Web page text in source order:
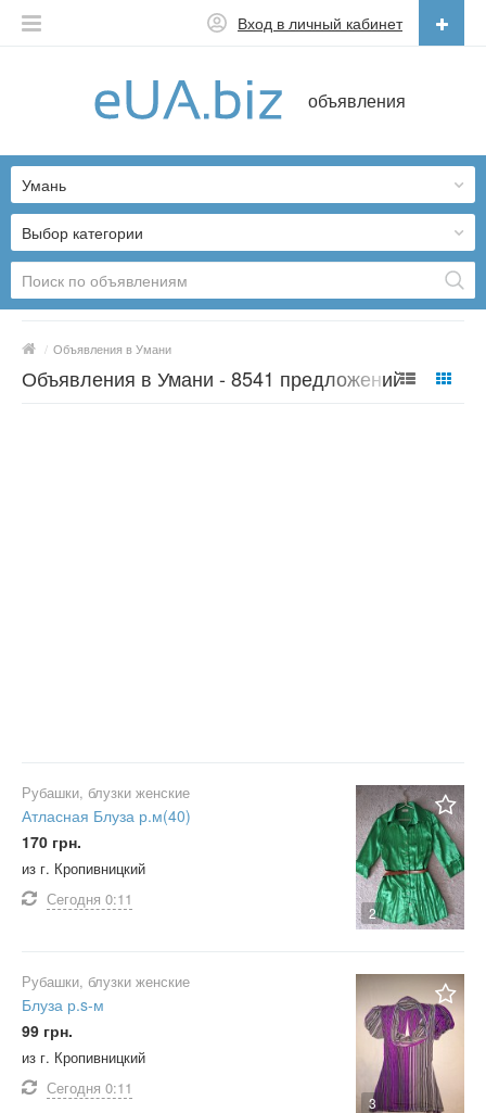
объявления
Вход в личный кабинет
Українська
Выбор категории
Умань
/ Объявления в Умани
Объявления в Умани - 8541 предложений
2
Рубашки, блузки женские
Атласная Блуза р.м(40)
170 грн.
из г. Кропивницкий
Сегодня 0:11
3
Рубашки, блузки женские
Блуза р.s-м
99 грн.
из г. Кропивницкий
Сегодня 0:11